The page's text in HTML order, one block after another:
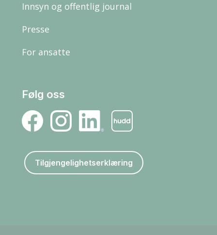
Innsyn og offentlig journal
Presse
For ansatte
Følg oss
Tilgjengelighetserklæring